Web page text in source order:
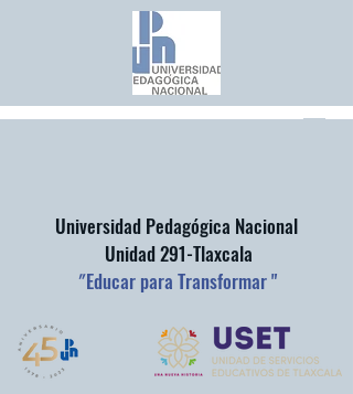
Universidad Pedagógica Nacional
Unidad 291-Tlaxcala
"Educar para Transformar "